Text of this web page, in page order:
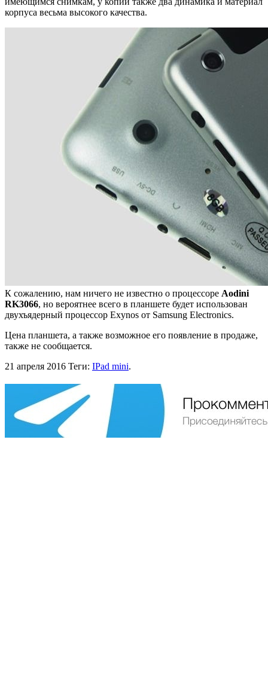
корпуса весьма высокого качества.
К сожалению, нам ничего не известно о процессоре Aodini
RK3066, но вероятнее всего в планшете будет использован
двухъядерный процессор Exynos от Samsung Electronics.
Цена планшета, а также возможное его появление в продаже,
также не сообщается.
21 апреля 2016 Теги: IPad mini.